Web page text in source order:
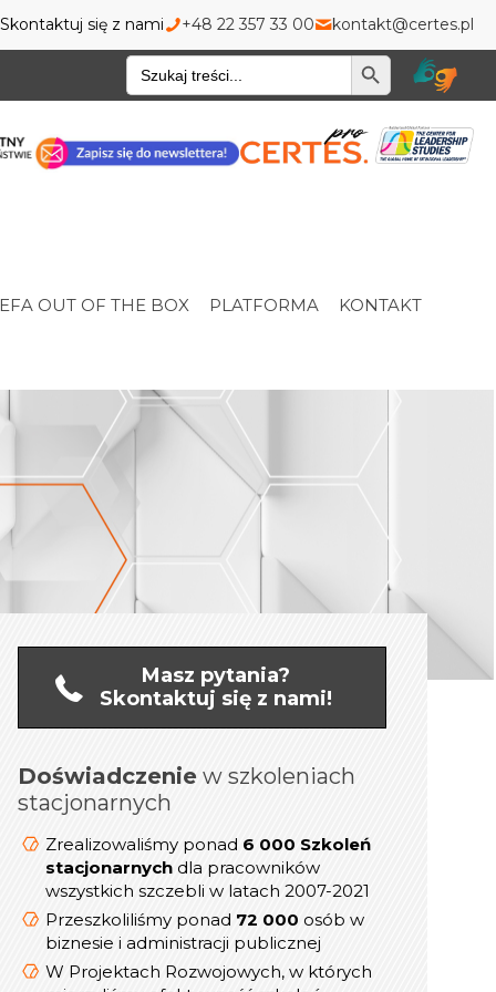
Skontaktuj się z nami +48 22 357 33 00 kontakt@certes.pl
Wyszukiwarka
OUT OF THE BOX PLATFORMA KONTAKT
Masz pytania?
Skontaktuj się z nami!
Doświadczenie w szkoleniach
stacjonarnych
Zrealizowaliśmy ponad 6 000 Szkoleń
stacjonarnych dla pracowników
wszystkich szczebli w latach 2007-2021
Przeszkoliliśmy ponad 72 000 osób w
biznesie i administracji publicznej
W Projektach Rozwojowych, w których
Doświadczenie
online
1 200 Szkoleń
online/Webinarów
dla kadry
Menedżerskiej w latach 2019-2021
Przeszkoliliśmy ponad
800
prezesów,
dyrektorów, menedżerów i
kierowników
W Projektach Rozwojowych, w których